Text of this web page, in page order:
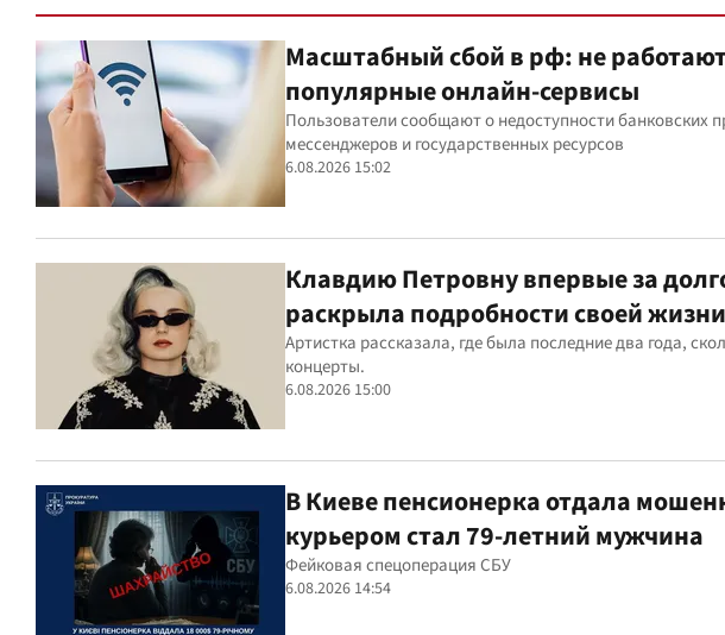
Масштабный сбой в рф: не
популярные онлайн-сервисы
Пользователи сообщают о недоступности банковских
мессенджеров и государственных ресурсов
6.08.2026 15:02
Клавдию Петровну впервые за
раскрыла подробности своей жизни
Артистка рассказала, где была последние два года,
концерты.
6.08.2026 15:00
В Киеве пенсионерка отдала
курьером стал 79-летний мужчина
Фейковая спецоперация СБУ
6.08.2026 14:54